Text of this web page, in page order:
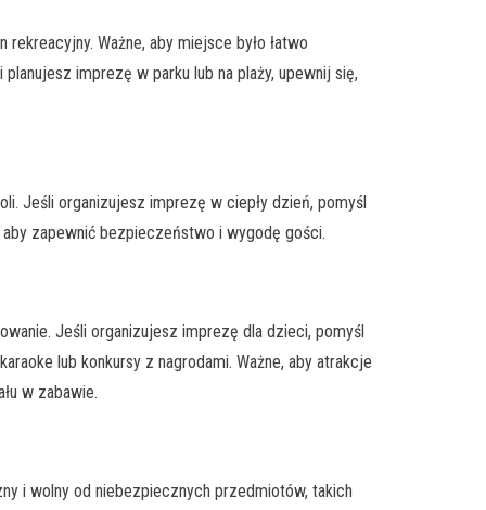
Ważne, aby miejsce było łatwo
imprezę w parku lub na plaży, upewnij się,
Jeśli organizujesz imprezę w ciepły dzień, pomyśl
zapewnić bezpieczeństwo i wygodę gości.
Jeśli organizujesz imprezę dla dzieci, pomyśl
lub konkursy z nagrodami. Ważne, aby atrakcje
w zabawie.
i wolny od niebezpiecznych przedmiotów, takich